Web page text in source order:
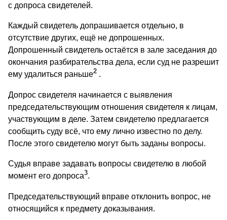
с допроса свидетелей.
Каждый свидетель допрашивается отдельно, в
отсутствие других, ещё не допрошенных.
Допрошенный свидетель остаётся в зале заседания до
окончания разбирательства дела, если суд не разрешит
ему удалиться раньше2 .
Допрос свидетеля начинается с выявления
председательствующим отношения свидетеля к лицам,
участвующим в деле. Затем свидетелю предлагается
сообщить суду всё, что ему лично известно по делу.
После этого свидетелю могут быть заданы вопросы.
Судья вправе задавать вопросы свидетелю в любой
момент его допроса3.
Председательствующий вправе отклонить вопрос, не
относящийся к предмету доказывания.